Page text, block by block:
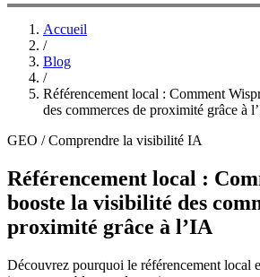
Accueil
/
Blog
/
Référencement local : Comment
des commerces de proximité grâce à
GEO / Comprendre la visibilité IA
Référencement local :
booste la visibilité des
proximité grâce à l’IA
Découvrez pourquoi le référencement local